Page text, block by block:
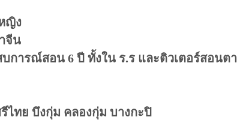
ญิง
จีน
การณ์สอน 6 ปี ทั้งใน ร.ร และติวเตอร์สอนต
ไทย บึงกุ่ม คลองกุ่ม บางกะปิ